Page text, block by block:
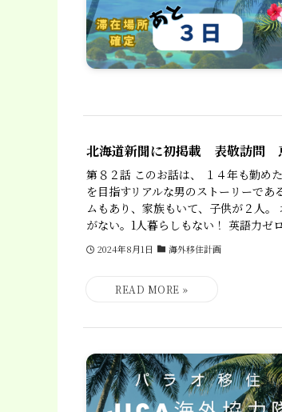
北海道新聞に初掲載 表敬訪問
第８２話 このお話は、 １４年も勤め
を目指すリアルな男のストーリーで
ムもあり、家族もいて、子供が２人
がない。1人暮らしもない！ 英語力ゼ
2024年8月1日 海外移住計画